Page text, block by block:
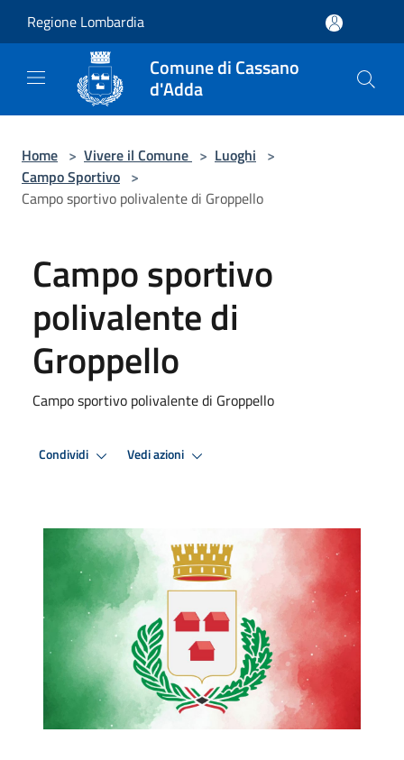
Regione Lombardia
Comune di Cassano
d'Adda
Home > Vivere il Comune > Luoghi >
Campo Sportivo >
Campo sportivo polivalente di Groppello
Campo sportivo
polivalente di
Groppello
Campo sportivo polivalente di Groppello
Condividi Vedi azioni